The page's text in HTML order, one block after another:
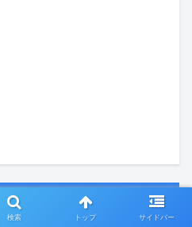
検索 トップ サイドバー